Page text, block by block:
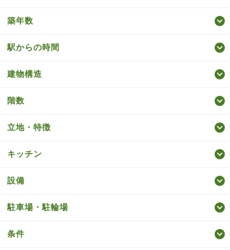
築年数
駅からの時間
建物構造
階数
立地・特徴
キッチン
設備
駐車場・駐輪場
条件